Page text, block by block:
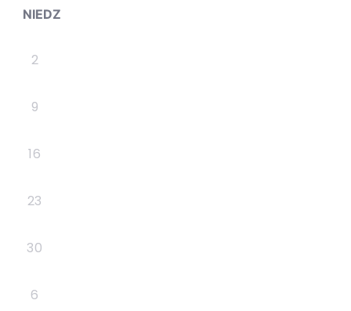
NIEDZ
2
9
16
23
30
6